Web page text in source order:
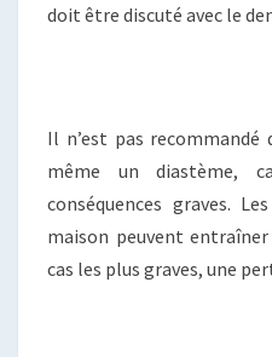
doit être discuté avec le
Il n’est pas
même un diastème,
conséquences graves.
maison peuvent
cas les plus graves, une